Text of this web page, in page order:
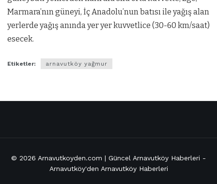
Marmara’nın güneyi, İç Anadolu’nun batısı ile yağış alan
yerlerde yağış anında yer yer kuvvetlice (30-60 km/saat)
esecek.
Etiketler: arnavutköy yağmur
© 2026 Arnavutkoyden.com | Güncel Arnavutköy Haberleri -
Arnavutköy'den Arnavutköy Haberleri